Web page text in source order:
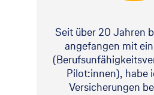
Seit über 20 Jahren
angefangen mit
Pilot:innen), habe
Versicherungen